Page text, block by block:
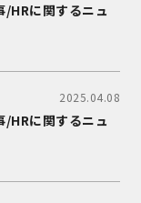
/HRに関するニュ
2025.04.08
/HRに関するニュ